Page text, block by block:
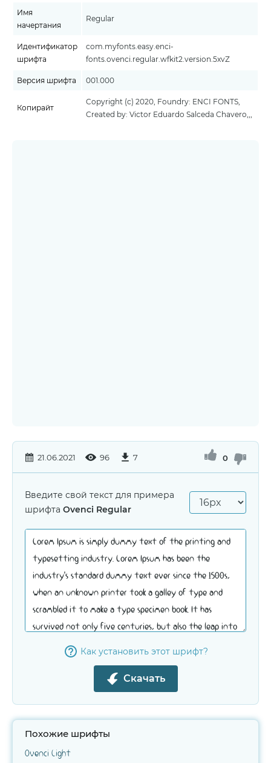
Имя
начертания
Regular
Идентификатор
шрифта
com.myfonts.easy.enci-
fonts.ovenci.regular.wfkit2.version.5xvZ
Версия шрифта 001.000
Копирайт
Copyright (c) 2020, Foundry: ENCI FONTS,
Created by: Victor Eduardo Salceda Chavero,,,
21.06.2021 96 7 0
Введите свой текст для примера
шрифта Ovenci Regular
Как установить этот шрифт?
Скачать
Похожие шрифты
Ovenci Light